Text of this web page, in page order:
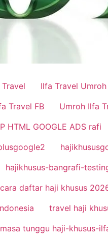
Ilfa Travel Umroh
Travel FB Umroh Ilfa
HTML GOOGLE ADS rafi
hajikhusus-bangrafi-
cara daftar haji khusus
travel haji
masa tunggu haji-khusus-